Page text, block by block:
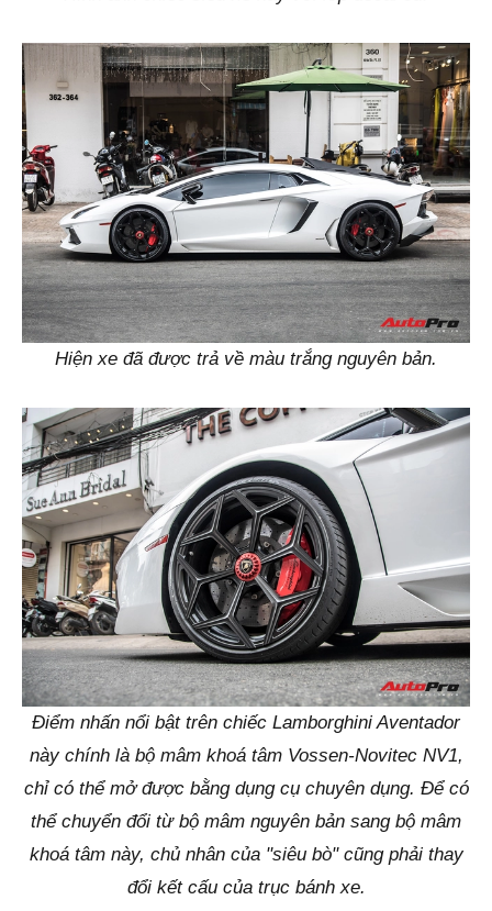
Hiện xe đã được trả về màu trắng nguyên bản.
Điểm nhấn nổi bật trên chiếc Lamborghini Aventador
này chính là bộ mâm khoá tâm Vossen-Novitec NV1,
chỉ có thể mở được bằng dụng cụ chuyên dụng. Để có
thể chuyển đổi từ bộ mâm nguyên bản sang bộ mâm
khoá tâm này, chủ nhân của "siêu bò" cũng phải thay
đổi kết cấu của trục bánh xe.